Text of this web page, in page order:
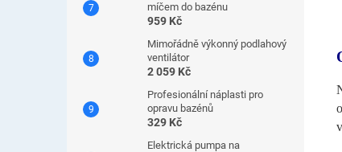
míčem do bazénu
959 Kč
Mimořádně výkonný podlahový
ventilátor
2 059 Kč
Profesionální náplasti pro
opravu bazénů
329 Kč
Elektrická pumpa na